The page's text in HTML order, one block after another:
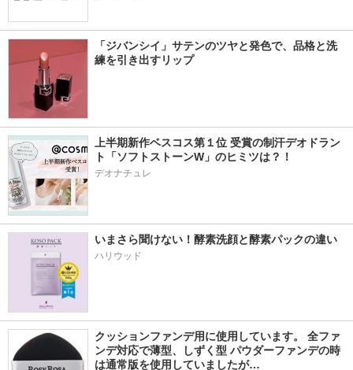
「ジバンシイ」サテンのツヤと発色で、品格と洗
練を引き出すリップ
上半期新作ベスコス第１位 受賞の制汗デオドラン
ト「ソフトストーンW」のヒミツは？！
デオナチュレ
いまさら聞けない！酵素洗顔と酵素パックの違い
ハリウッド
クッションファンデ用に使用しています。 全ファ
ンデ対応で薄型、しずく型 パウダーファンデの時
は通常版を使用していましたが…